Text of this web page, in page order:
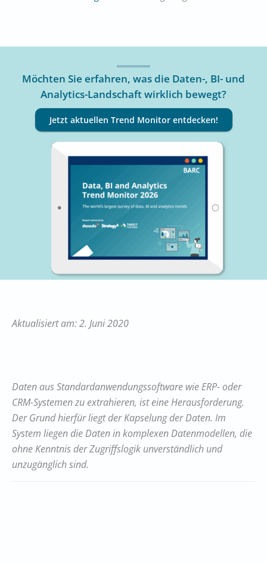
Möchten Sie erfahren, was die Daten-, BI- und
Analytics-Landschaft wirklich bewegt?
Jetzt aktuellen Trend Monitor entdecken!
Aktualisiert am: 2. Juni 2020
Daten aus Standardanwendungssoftware wie ERP- oder
CRM-Systemen zu extrahieren, ist eine Herausforderung.
Der Grund hierfür liegt der Kapselung der Daten. Im
System liegen die Daten in komplexen Datenmodellen, die
ohne Kenntnis der Zugriffslogik unverständlich und
unzugänglich sind.